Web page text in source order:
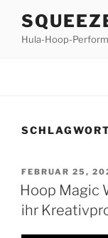
Inhalt
springenHula-Hoop-
AM
FEBRUAR 25,
Hoop Magic
ihr